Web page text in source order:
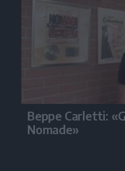
Beppe Carletti:
Nomade»